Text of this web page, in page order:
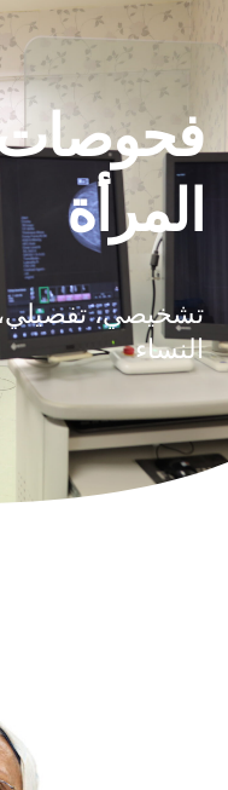
المرأة
تشخيصي،
النساء